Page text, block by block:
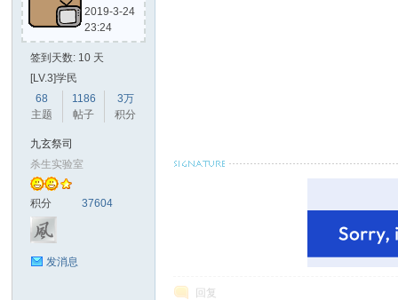
2019-3-24
23:24
签到天数: 10 天
[LV.3]学民
68
主题
1186
帖子
3万
积分
九玄祭司
杀生实验室
积分 37604
发消息
回复